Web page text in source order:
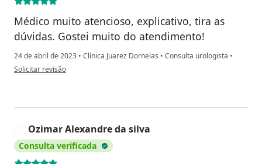
Médico muito atencioso, explicativo, tira as
dúvidas. Gostei muito do atendimento!
24 de abril de 2023 • Clínica Juarez Dornelas • Consulta urologista •
na opinião do utilizador Carlos Augusto da Silveira
Solicitar revisão
Ozimar Alexandre da silva
Consulta verificada